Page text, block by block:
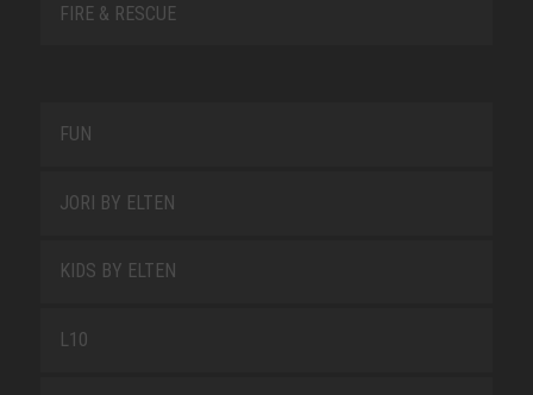
FIRE & RESCUE
FUN
JORI BY ELTEN
KIDS BY ELTEN
L10